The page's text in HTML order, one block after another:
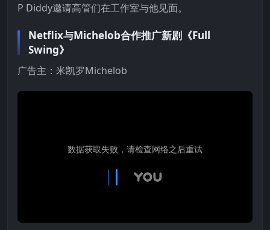
P Diddy邀请高管们在工作室与他见面。
Netflix与Michelob合作推广新剧《Full
Swing》
广告主：米凯罗Michelob